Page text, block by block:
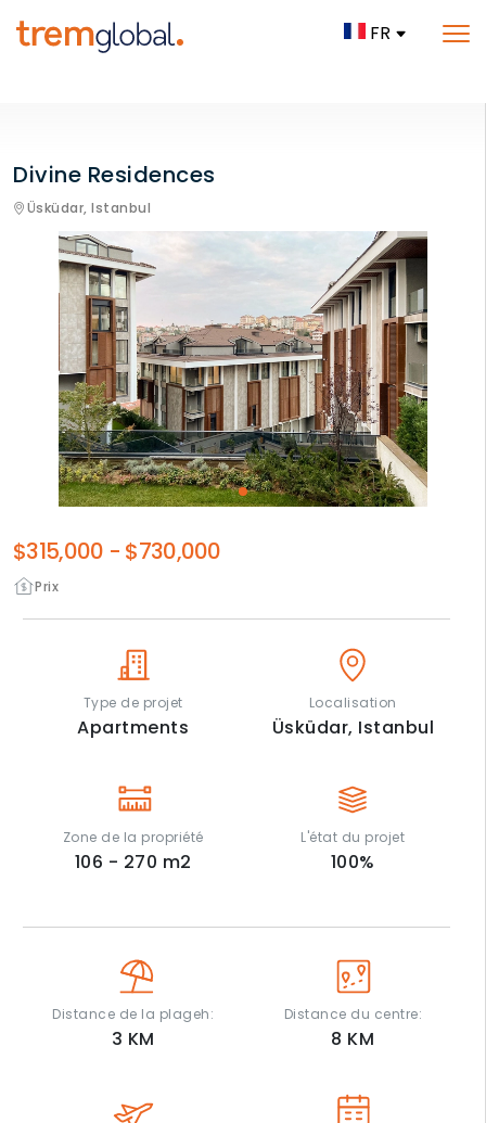
FR
Divine Residences
Üsküdar, Istanbul
Prix
$315,000 - $730,000
Type de projet
Apartments
Localisation
Üsküdar, Istanbul
Zone de la propriété
106 - 270 m2
L'état du projet
100%
Distance de la plageh:
3 KM
Distance du centre:
8 KM